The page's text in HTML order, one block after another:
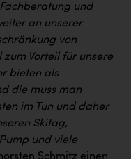
und
an unserer
von
Vorteil für unsere
bieten als
die muss man
im Tun und daher
Skitag,
und viele
Schmitz einen